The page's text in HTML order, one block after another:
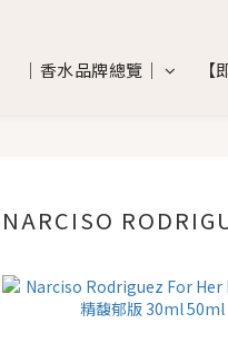
｜香水品牌總覽｜
NARCISO